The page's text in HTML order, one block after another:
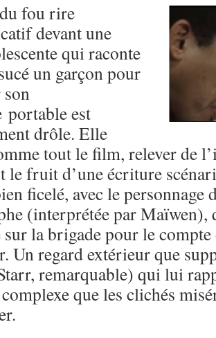
fou rire
devant une
qui raconte
un garçon pour
portable est
drôle. Elle
tout le film, relever de
le fruit d’une écriture
ficelé, avec le personnage
(interprétée par Maïwen),
sur la brigade pour le
Un regard extérieur que
remarquable) qui lui
que les clichés